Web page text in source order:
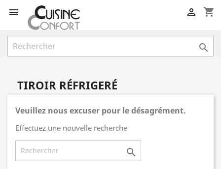
 shopping_cart


TIROIR RÉFRIGERÉ
Veuillez nous excuser pour le désagrément.
Effectuez une nouvelle recherche
